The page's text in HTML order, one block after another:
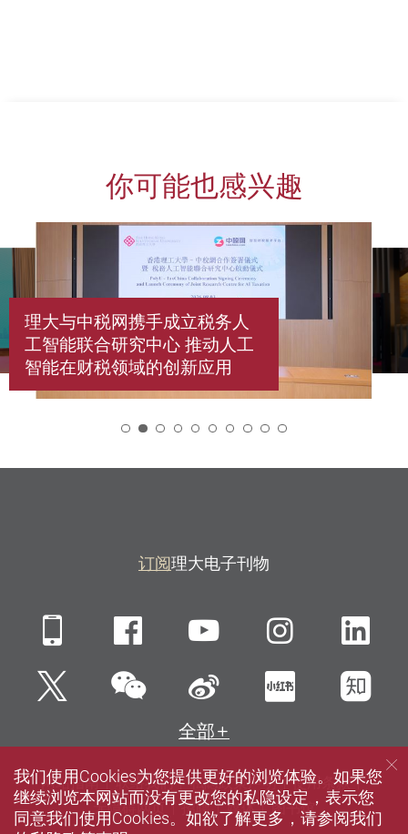
你可能也感兴趣
理大与中税网携手成立税务人
工智能联合研究中心 推动人工
智能在财税领域的创新应用
订阅理大电子刊物
Mobile FacebookYouTube
Twitter微信 新浪微博小红书知
全部
网站指南 联络我们 私隐政策声明
使用条款
无障碍网页
招聘 媒体 图书馆
我们使用Cookies为您提供更好的浏览体验。如果您
继续浏览本网站而没有更改您的私隐设定，表示您
同意我们使用Cookies。如欲了解更多，请参阅我们